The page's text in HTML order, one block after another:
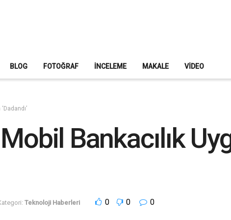
BLOG FOTOĞRAF İNCELEME MAKALE VIDEO
Bankacılık
Teknoloji Haberleri 0 0 0